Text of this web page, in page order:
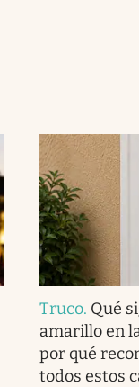
Truco. Qué
amarillo en
por qué
todos estos